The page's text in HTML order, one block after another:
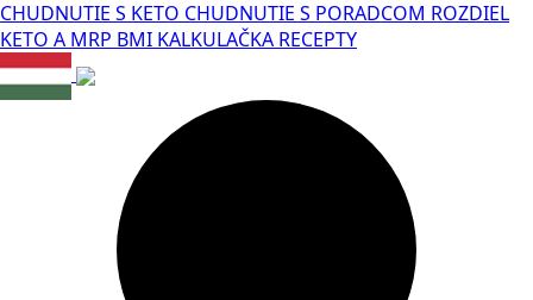
CHUDNUTIE S KETO CHUDNUTIE S PORADCOM ROZDIEL
KETO A MRP BMI KALKULAČKA RECEPTY